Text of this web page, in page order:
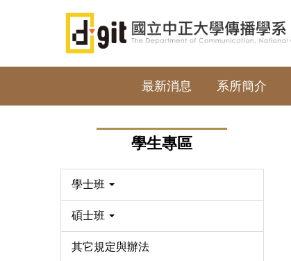
最新消息 系所簡介
學生專區
學士班
碩士班
其它規定與辦法